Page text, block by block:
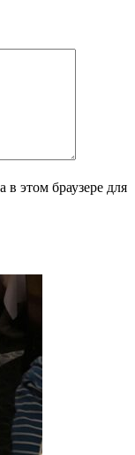
в этом браузере для